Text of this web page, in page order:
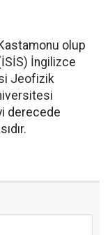
olup
İngilizce
Jeofizik
derecede